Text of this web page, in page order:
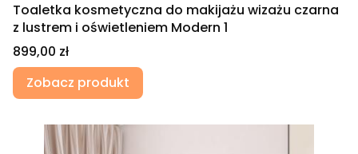
Toaletka kosmetyczna do makijażu wizażu czarna
z lustrem i oświetleniem Modern 1
Cena
899,00 zł
Zobacz produkt